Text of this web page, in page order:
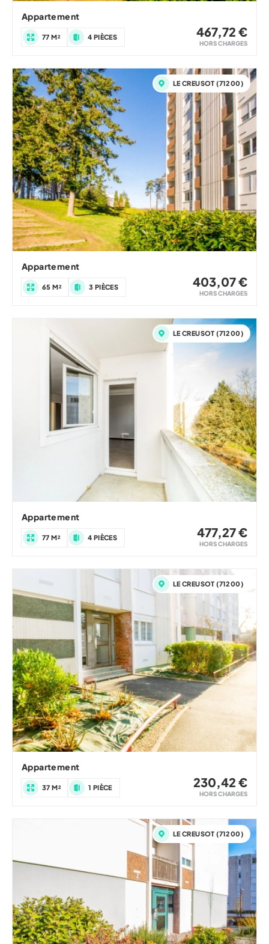
Appartement
77 M² 4 PIÈCES 467,72 €
HORS CHARGES
LE CREUSOT (71200)
Appartement
65 M² 3 PIÈCES 403,07 €
HORS CHARGES
LE CREUSOT (71200)
Appartement
77 M² 4 PIÈCES 477,27 €
HORS CHARGES
LE CREUSOT (71200)
Appartement
37 M² 1 PIÈCE 230,42 €
HORS CHARGES
LE CREUSOT (71200)